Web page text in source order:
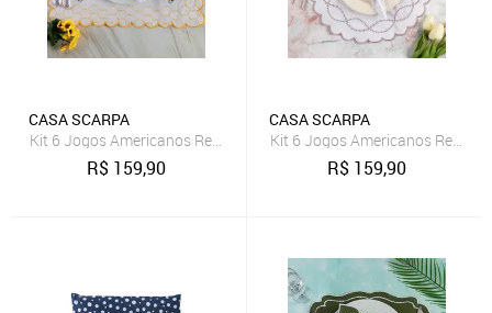
CASA SCARPA
Kit 6 Jogos Americanos Retangular com Guardanapos Bordado -
R$ 159,90
CASA SCARPA
Kit 6 Jogos Americanos
R$ 159,90